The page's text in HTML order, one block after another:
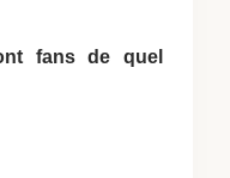
fans de quel